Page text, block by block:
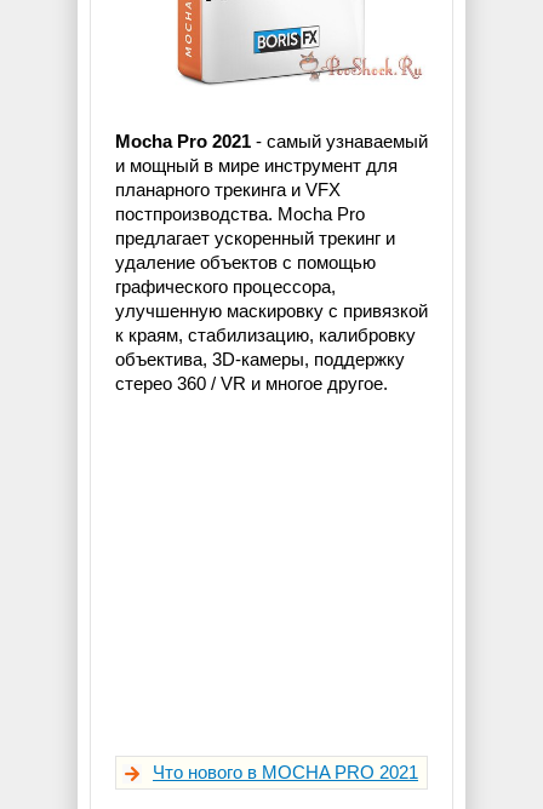
Mocha Pro 2021 - самый узнаваемый
и мощный в мире инструмент для
планарного трекинга и VFX
постпроизводства. Mocha Pro
предлагает ускоренный трекинг и
удаление объектов с помощью
графического процессора,
улучшенную маскировку с привязкой
к краям, стабилизацию, калибровку
объектива, 3D-камеры, поддержку
стерео 360 / VR и многое другое.
Что нового в MOCHA PRO 2021